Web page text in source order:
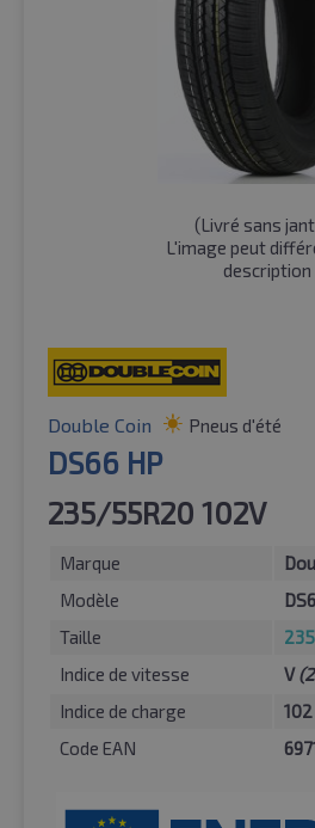
(Livré sans
L'image peut
description
Double Coin Pneus d'été
DS66 HP
235/55R20 102V
Marque
Modèle
Taille
Indice de vitesse
V
Indice de charge
102
Code EAN